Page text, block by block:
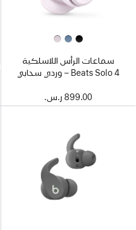
سماعات الرأس اللاسلكية
Beats Solo 4 – وردي سحابي
899.00 ر.س.‏